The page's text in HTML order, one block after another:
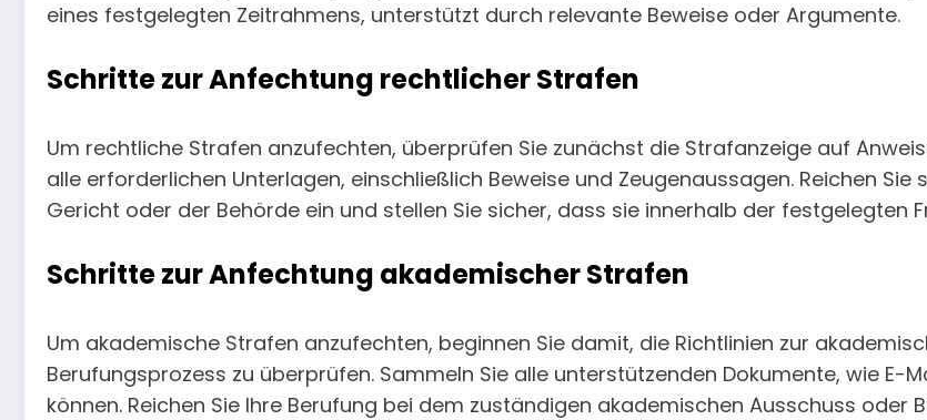
eines festgelegten Zeitrahmens, unterstützt durch relevante Beweise oder Argumente.
Schritte zur Anfechtung rechtlicher Strafen
Um rechtliche Strafen anzufechten, überprüfen Sie zunächst die Strafanzeige auf
alle erforderlichen Unterlagen, einschließlich Beweise und Zeugenaussagen. Reichen
Gericht oder der Behörde ein und stellen Sie sicher, dass sie innerhalb der festgelegten
Schritte zur Anfechtung akademischer Strafen
Um akademische Strafen anzufechten, beginnen Sie damit, die Richtlinien zur
Berufungsprozess zu überprüfen. Sammeln Sie alle unterstützenden Dokumente, wie E-
können. Reichen Sie Ihre Berufung bei dem zuständigen akademischen Ausschuss oder